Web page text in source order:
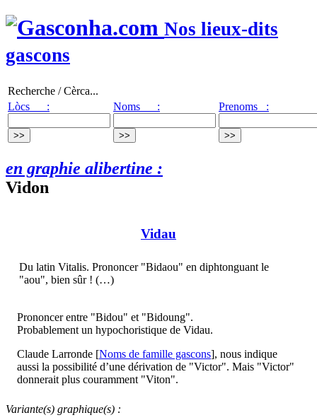
Nos lieux-dits
gascons
Recherche / Cèrca...
Lòcs :
Noms : Prenoms :
en graphie alibertine :
Vidon
Vidau
Du latin Vitalis. Prononcer "Bidaou" en diphtonguant le
"aou", bien sûr ! (…)
Prononcer entre "Bidou" et "Bidoung".
Probablement un hypochoristique de Vidau.
Claude Larronde [Noms de famille gascons], nous indique
aussi la possibilité d’une dérivation de "Victor". Mais "Victor"
donnerait plus couramment "Viton".
Variante(s) graphique(s) :